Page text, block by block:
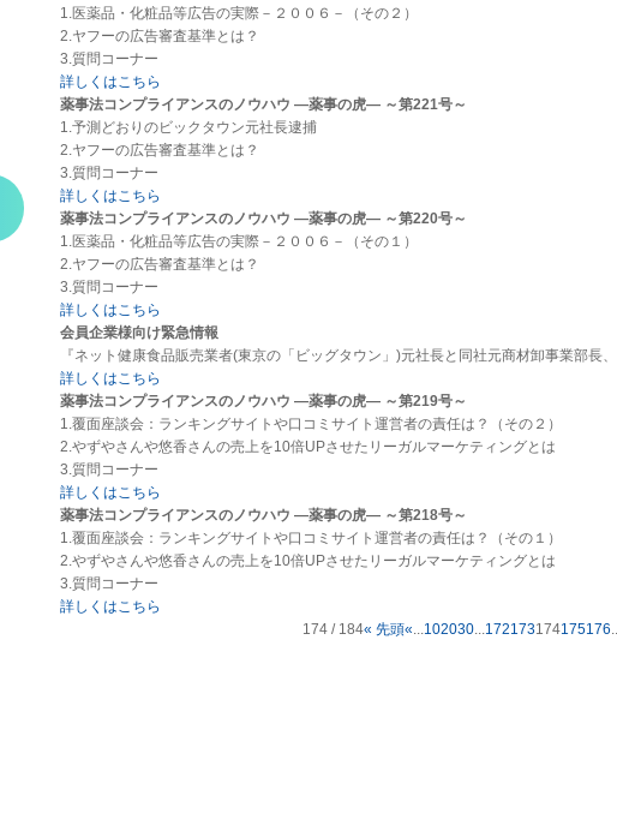
1.医薬品・化粧品等広告の実際－２００６－（その２）
2.ヤフーの広告審査基準とは？
3.質問コーナー
詳しくはこちら
薬事法コンプライアンスのノウハウ ―薬事の虎― ～第221号～
1.予測どおりのビックタウン元社長逮捕
2.ヤフーの広告審査基準とは？
3.質問コーナー
詳しくはこちら
薬事法コンプライアンスのノウハウ ―薬事の虎― ～第220号～
1.医薬品・化粧品等広告の実際－２００６－（その１）
2.ヤフーの広告審査基準とは？
3.質問コーナー
詳しくはこちら
会員企業様向け緊急情報
『ネット健康食品販売業者(東京の「ビッグタウン」)元社長と同社元商材卸事業部長
詳しくはこちら
薬事法コンプライアンスのノウハウ ―薬事の虎― ～第219号～
1.覆面座談会：ランキングサイトや口コミサイト運営者の責任は？（その２）
2.やずやさんや悠香さんの売上を10倍UPさせたリーガルマーケティングとは
3.質問コーナー
詳しくはこちら
薬事法コンプライアンスのノウハウ ―薬事の虎― ～第218号～
1.覆面座談会：ランキングサイトや口コミサイト運営者の責任は？（その１）
2.やずやさんや悠香さんの売上を10倍UPさせたリーガルマーケティングとは
3.質問コーナー
詳しくはこちら
174 / 184« 先頭«...102030...172173174175176